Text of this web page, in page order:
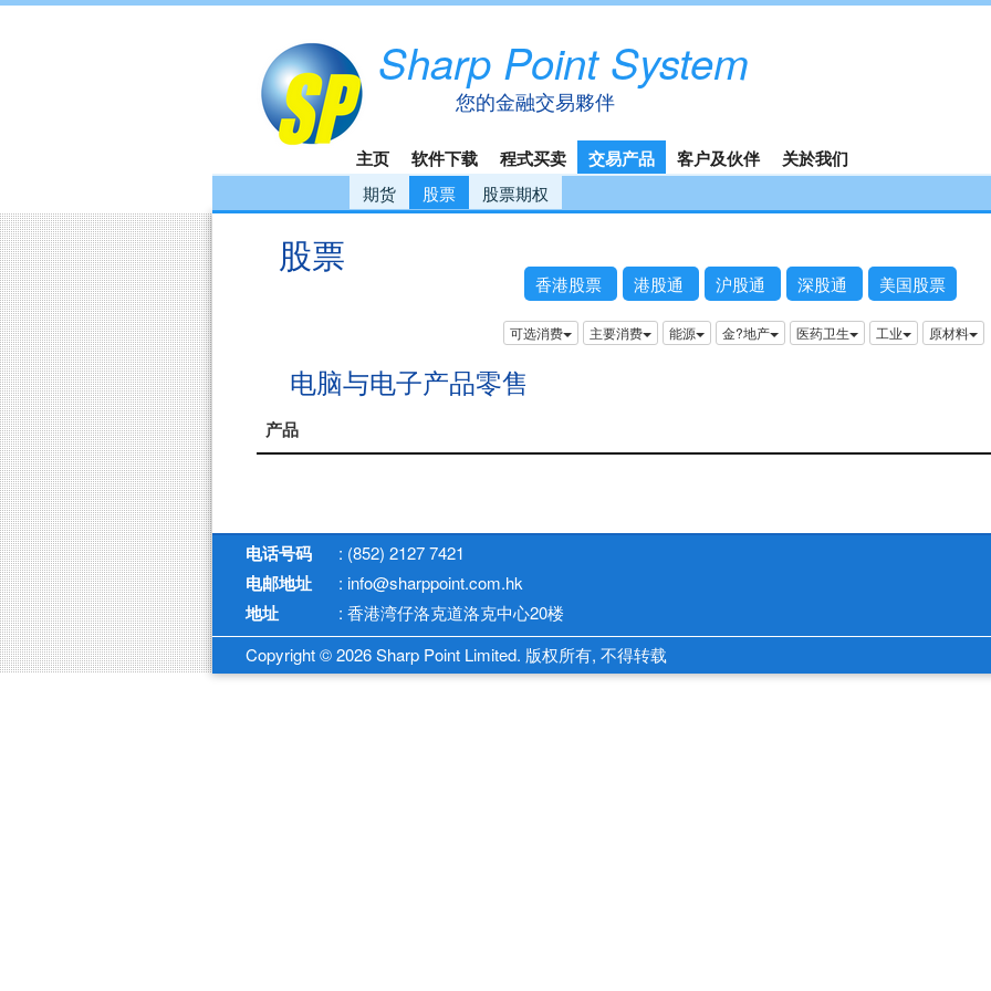
Sharp Point System
您的金融交易夥伴
主页 软件下载 程式买卖 交易产品 客户及伙伴 关於我们
期货 股票 股票期权
股票
香港股票 港股通 沪股通 深股通 美国股票
可选消费 主要消费 能源 金?地产 医药卫生 工业 原材料
电脑与电子产品零售
产品
电话号码 : (852) 2127 7421
电邮地址 : info@sharppoint.com.hk
地址
: 香港湾仔洛克道洛克中心20楼
Copyright © 2026 Sharp Point Limited. 版权所有, 不得转载